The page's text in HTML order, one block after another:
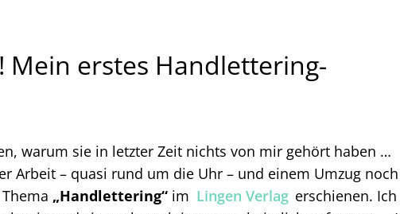
Mein erstes Handlettering-
warum sie in letzter Zeit nichts von mir gehört haben …
Arbeit – quasi rund um die Uhr – und einem Umzug noch
„Handlettering“ im Lingen Verlag erschienen. Ich